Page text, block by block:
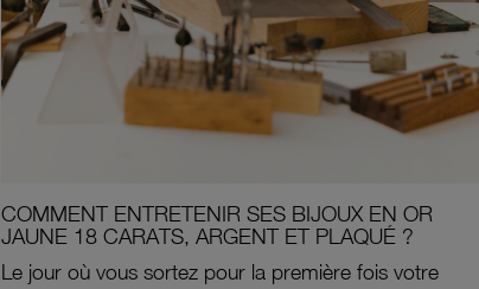
COMMENT ENTRETENIR SES BIJOUX EN OR
JAUNE 18 CARATS, ARGENT ET PLAQUÉ ?
Le jour où vous sortez pour la première fois votre